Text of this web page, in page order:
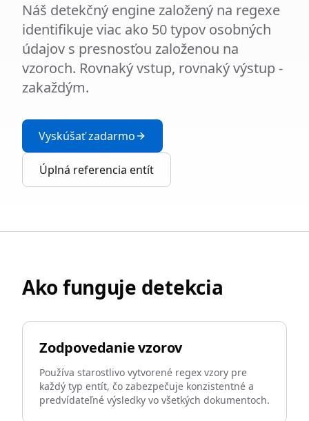
Náš detekčný engine založený na regexe
identifikuje viac ako 50 typov osobných
údajov s presnosťou založenou na
vzoroch. Rovnaký vstup, rovnaký výstup -
zakaždým.
Vyskúšať zadarmo
Úplná referencia entít
Ako funguje detekcia
Zodpovedanie vzorov
Používa starostlivo vytvorené regex vzory pre
každý typ entít, čo zabezpečuje konzistentné a
predvídateľné výsledky vo všetkých dokumentoch.